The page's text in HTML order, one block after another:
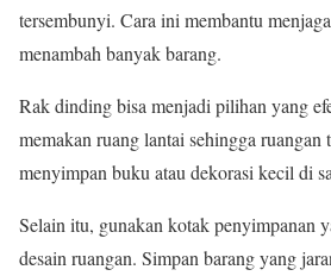
tersembunyi. Cara ini membantu
menambah banyak barang.
Rak dinding bisa menjadi pilihan yang
memakan ruang lantai sehingga ruangan
menyimpan buku atau dekorasi kecil di
Selain itu, gunakan kotak penyimpanan
desain ruangan. Simpan barang yang